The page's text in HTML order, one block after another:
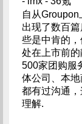
自从
出现了数百
些是中肯的
处在上市前
500家团购服
体公司、本
都有过沟通
理解.